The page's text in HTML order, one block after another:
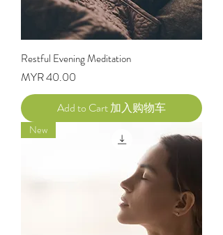
Restful Evening Meditation
Price
MYR 40.00
Add to Cart 加入购物车
New